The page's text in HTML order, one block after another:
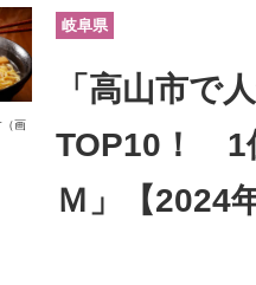
働き方のヒント
ア向け専門サイト
（画
岐阜県
「高山市で
TOP10！ 1
Ｍ」【2024